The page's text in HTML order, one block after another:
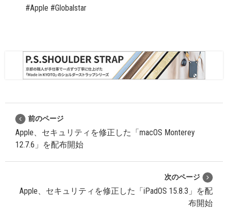
#Apple #Globalstar
前のページ
Apple、セキュリティを修正した「macOS Monterey
12.7.6」を配布開始
次のページ
Apple、セキュリティを修正した「iPadOS 15.8.3」を配
布開始